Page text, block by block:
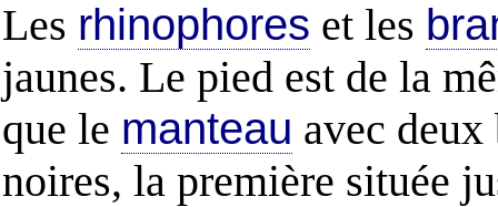
Les rhinophores et les
jaunes. Le pied est de la
que le manteau avec deux
noires, la première située